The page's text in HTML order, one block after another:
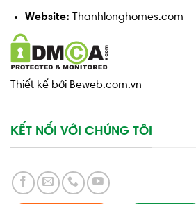
Website: Thanhlonghomes.com
Thiết kế bởi Beweb.com.vn
KẾT NỐI VỚI CHÚNG TÔI